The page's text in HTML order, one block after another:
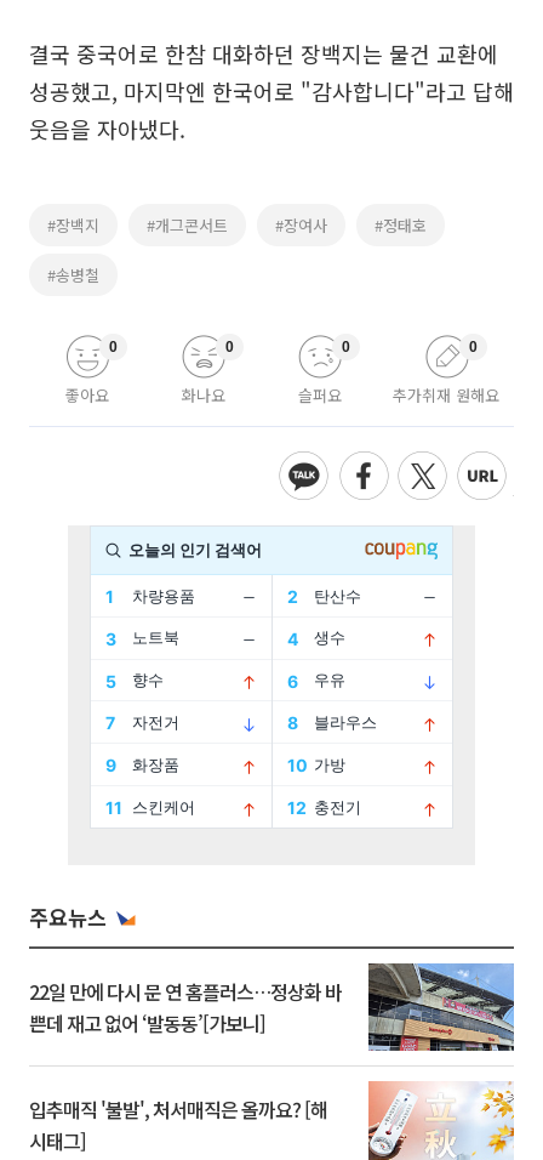
결국 중국어로 한참 대화하던 장백지는 물건 교환에
성공했고, 마지막엔 한국어로 "감사합니다"라고 답해
웃음을 자아냈다.
#장백지 #개그콘서트 #장여사 #정태호
#송병철
좋아요
0
화나요
0
슬퍼요
0
추가취재 원해요
0
주요뉴스
22일 만에 다시 문 연 홈플러스…정상화 바
쁜데 재고 없어 ‘발동동’[가보니]
입추매직 '불발', 처서매직은 올까요? [해
시태그]